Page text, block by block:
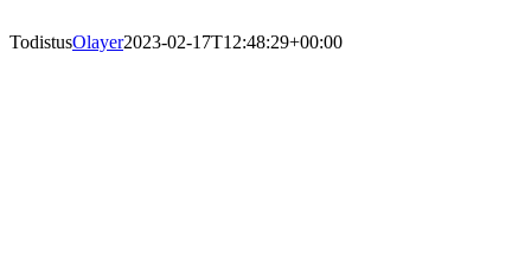
TodistusOlayer2023-02-17T12:48:29+00:00